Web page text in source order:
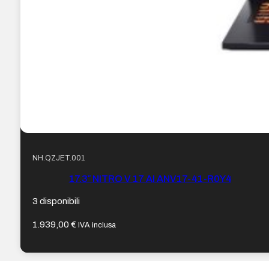
NH.QZJET.001
17.3″ NITRO V 17 AI ANV17-41-R0Y4
3 disponibili
1.939,00€ IVA inclusa